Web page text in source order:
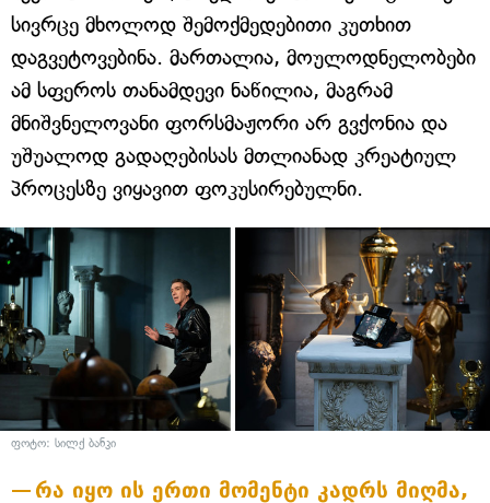
სივრცე მხოლოდ შემოქმედებითი კუთხით
დაგვეტოვებინა. მართალია, მოულოდნელობები
ამ სფეროს თანამდევი ნაწილია, მაგრამ
მნიშვნელოვანი ფორსმაჟორი არ გვქონია და
უშუალოდ გადაღებისას მთლიანად კრეატიულ
პროცესზე ვიყავით ფოკუსირებულნი.
ფოტო: სილქ ბანკი
რა იყო ის ერთი მომენტი კადრს მიღმა,